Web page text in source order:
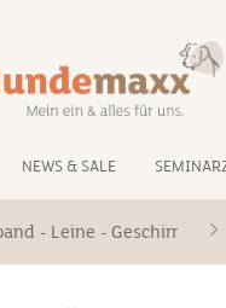
NEWS & SALE
- Leine - Geschirr